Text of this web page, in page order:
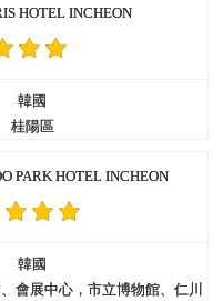
HOTEL INCHEON
韓國
桂陽區
PARK HOTEL INCHEON
韓國
會展中心，市立博物館、仁川